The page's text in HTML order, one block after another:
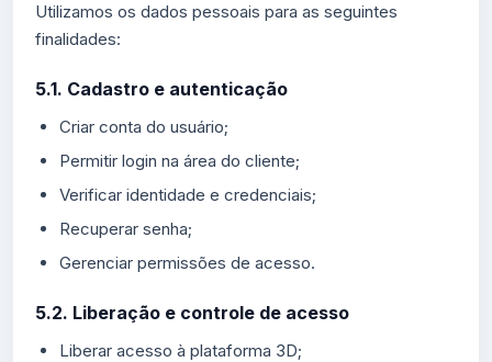
Utilizamos os dados pessoais para as seguintes
finalidades:
5.1. Cadastro e autenticação
Criar conta do usuário;
Permitir login na área do cliente;
Verificar identidade e credenciais;
Recuperar senha;
Gerenciar permissões de acesso.
5.2. Liberação e controle de acesso
Liberar acesso à plataforma 3D;